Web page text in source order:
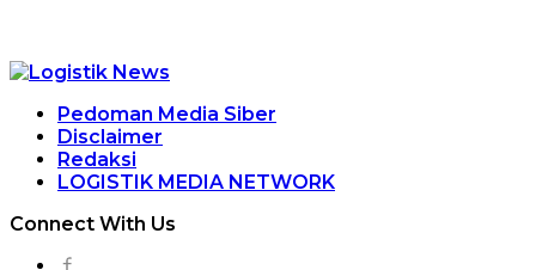
Pedoman Media Siber
Disclaimer
Redaksi
LOGISTIK MEDIA NETWORK
Connect With Us